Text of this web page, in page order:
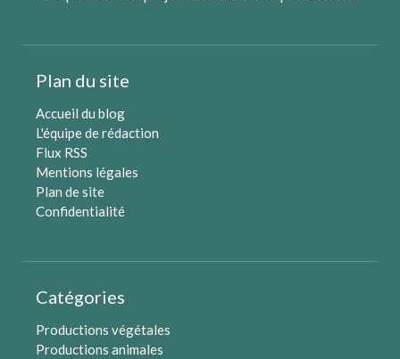
Plan du site
Accueil du blog
L'équipe de rédaction
Flux RSS
Mentions légales
Plan de site
Confidentialité
Catégories
Productions végétales
Productions animales